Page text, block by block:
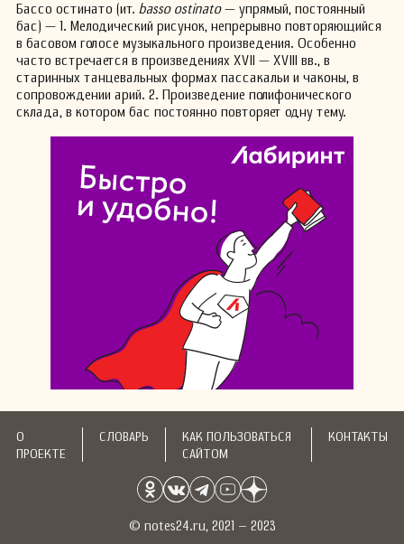
Бассо остинато (ит. basso ostinato— упрямый, постоянный
бас) — 1. Мелодический рисунок, непрерывно повторяющийся
в басовом голосе музыкального произведения. Особенно
часто встречается в произведениях XVII — XVIII вв., в
старинных танцевальных формах пассакальи и чаконы, в
сопровождении арий. 2. Произведение полифонического
склада, в котором бас постоянно повторяет одну тему.
О
ПРОЕКТЕ
СЛОВАРЬ
КАК ПОЛЬЗОВАТЬСЯ
САЙТОМ
КОНТАКТЫ
© notes24.ru, 2021 – 2023